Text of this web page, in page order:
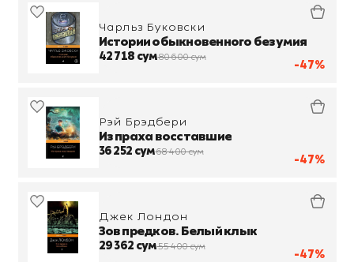
-47%
Чарльз Буковски
Истории обыкновенного безумия
42 718 сум80 600 сум
-47%
Рэй Брэдбери
Из праха восставшие
36 252 сум68 400 сум
-47%
Джек Лондон
Зов предков. Белый клык
29 362 сум55 400 сум